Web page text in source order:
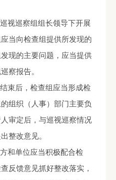
视巡察组组长领导下开展
当向检查组提供所发现的
现的主要问题，应当提供
察报告。
束后，检查组应当形成检
组织（人事）部门主要负
审定后，与巡视巡察情况
整改意见。
和单位应当积极配合检
反馈意见抓好整改落实，